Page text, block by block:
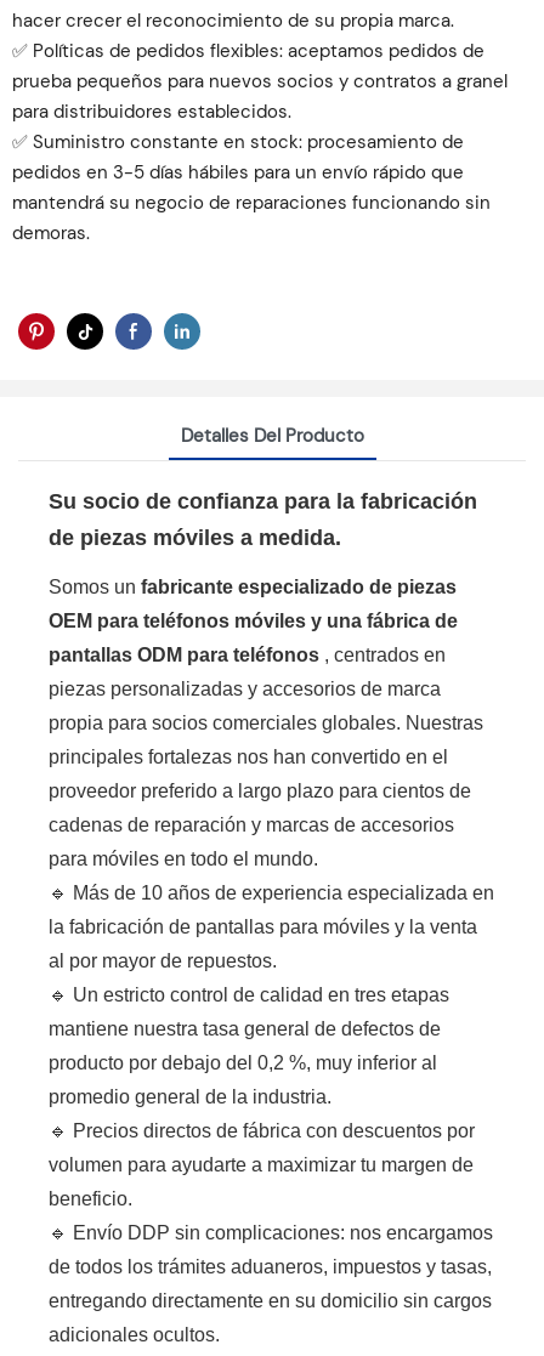
hacer crecer el reconocimiento de su propia marca.
✅ Políticas de pedidos flexibles: aceptamos pedidos de
prueba pequeños para nuevos socios y contratos a granel
para distribuidores establecidos.
✅ Suministro constante en stock: procesamiento de
pedidos en 3-5 días hábiles para un envío rápido que
mantendrá su negocio de reparaciones funcionando sin
demoras.
Detalles Del Producto
Su socio de confianza para la fabricación
de piezas móviles a medida.
Somos un fabricante especializado de piezas
OEM para teléfonos móviles y una fábrica de
pantallas ODM para teléfonos , centrados en
piezas personalizadas y accesorios de marca
propia para socios comerciales globales. Nuestras
principales fortalezas nos han convertido en el
proveedor preferido a largo plazo para cientos de
cadenas de reparación y marcas de accesorios
para móviles en todo el mundo.
🔹 Más de 10 años de experiencia especializada en
la fabricación de pantallas para móviles y la venta
al por mayor de repuestos.
🔹 Un estricto control de calidad en tres etapas
mantiene nuestra tasa general de defectos de
producto por debajo del 0,2 %, muy inferior al
promedio general de la industria.
🔹 Precios directos de fábrica con descuentos por
volumen para ayudarte a maximizar tu margen de
beneficio.
🔹 Envío DDP sin complicaciones: nos encargamos
de todos los trámites aduaneros, impuestos y tasas,
entregando directamente en su domicilio sin cargos
adicionales ocultos.